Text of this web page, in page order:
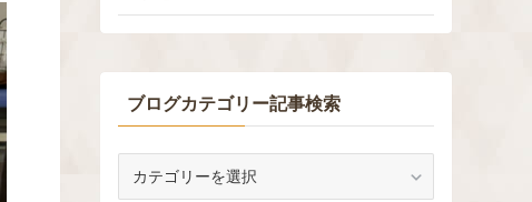
ブログカテゴリー記事検索